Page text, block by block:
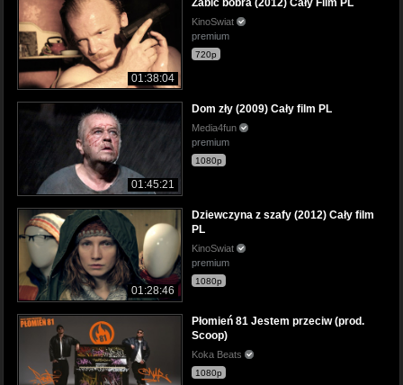
01:38:04
Zabić bobra (2012) Cały Film PL
KinoSwiat
premium
720p
01:45:21
Dom zły (2009) Cały film PL
Media4fun
premium
1080p
01:28:46
Dziewczyna z szafy (2012) Cały film
PL
KinoSwiat
premium
1080p
Płomień 81 Jestem przeciw (prod.
Scoop)
Koka Beats
1080p